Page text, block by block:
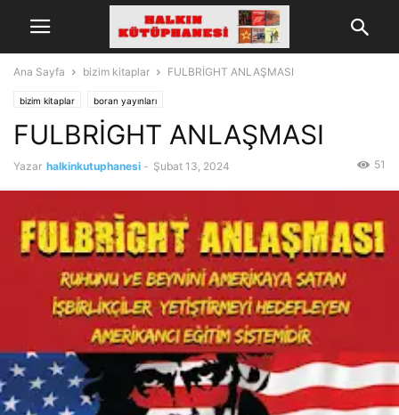
Ana Sayfa bizim kitaplar FULBRİGHT ANLAŞMASI
bizim kitaplar boran yayınları
FULBRİGHT ANLAŞMASI
Yazar halkinkutuphanesi - Şubat 13, 2024 51